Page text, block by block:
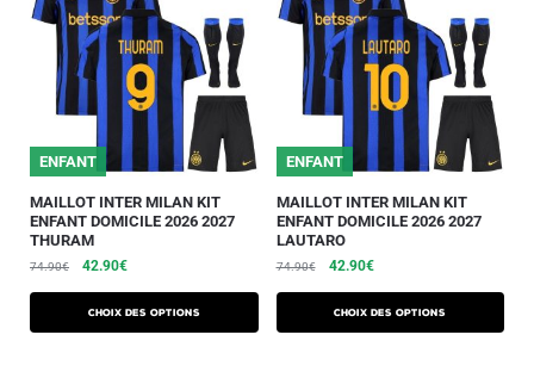
ENFANT
MAILLOT INTER MILAN KIT
ENFANT DOMICILE 2026 2027
THURAM
74.90€ 42.90€
Choix des options
ENFANT
MAILLOT INTER MILAN KIT
ENFANT DOMICILE 2026 2027
LAUTARO
74.90€ 42.90€
Choix des options